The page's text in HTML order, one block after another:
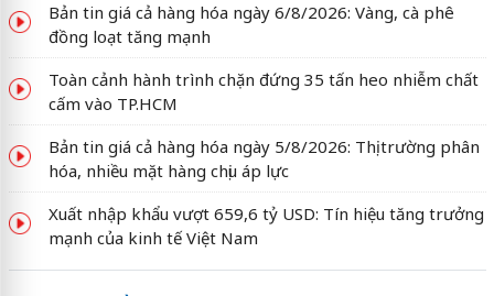
Bản tin giá cả hàng hóa ngày 6/8/2026: Vàng, cà phê
đồng loạt tăng mạnh
Toàn cảnh hành trình chặn đứng 35 tấn heo nhiễm chất
cấm vào TP.HCM
Bản tin giá cả hàng hóa ngày 5/8/2026: Thị trường phân
hóa, nhiều mặt hàng chịu áp lực
Xuất nhập khẩu vượt 659,6 tỷ USD: Tín hiệu tăng trưởng
mạnh của kinh tế Việt Nam